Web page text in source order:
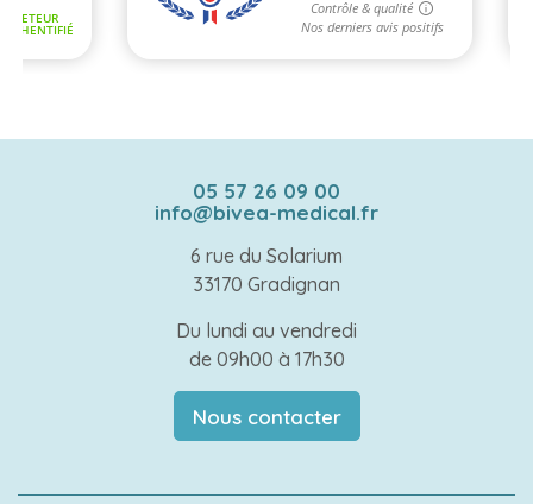
05 57 26 09 00
info@bivea-medical.fr
6 rue du Solarium
33170 Gradignan
Du lundi au vendredi
de 09h00 à 17h30
Nous contacter